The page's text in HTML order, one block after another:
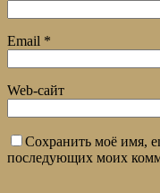
Email *
Web-сайт
Сохранить моё имя,
последующих моих